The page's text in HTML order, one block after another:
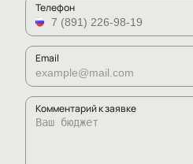
Телефон
Email
Комментарий к заявке